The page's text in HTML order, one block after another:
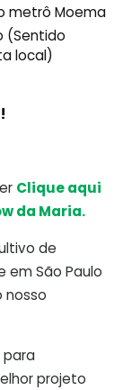
metrô Moema
(Sentido
local)
Clique aqui
da Maria.
de
em São Paulo
nosso
para
projeto